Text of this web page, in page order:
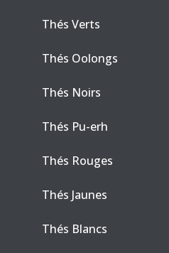
Thés Verts
Thés Oolongs
Thés Noirs
Thés Pu-erh
Thés Rouges
Thés Jaunes
Thés Blancs